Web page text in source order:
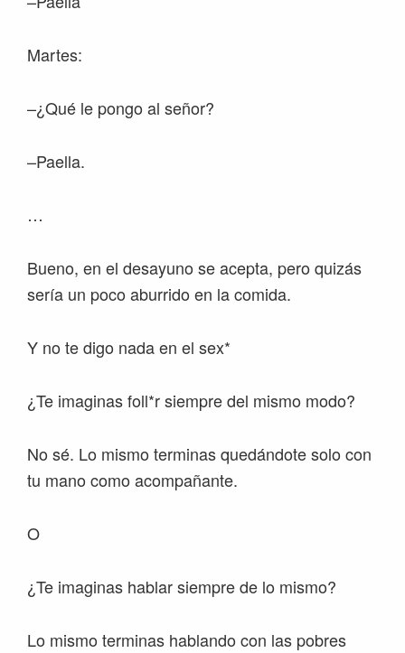
Martes:
–¿Qué le pongo al señor?
–Paella.
…
Bueno, en el desayuno se acepta, pero quizás
sería un poco aburrido en la comida.
Y no te digo nada en el sex*
¿Te imaginas foll*r siempre del mismo modo?
No sé. Lo mismo terminas quedándote solo con
tu mano como acompañante.
O
¿Te imaginas hablar siempre de lo mismo?
Lo mismo terminas hablando con las pobres